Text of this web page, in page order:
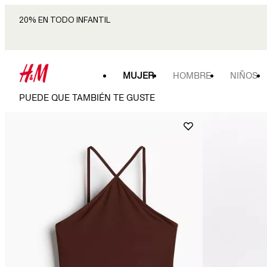
20% EN TODO INFANTIL
MUJER HOMBRE NIÑOS
PUEDE QUE TAMBIÉN TE GUSTE